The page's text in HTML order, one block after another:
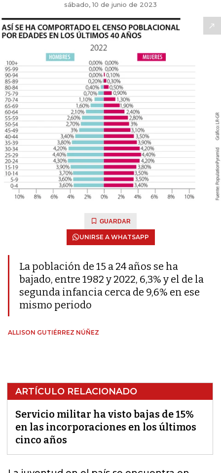
sábado, 10 de junio de 2023
GUARDAR
UNIRSE A WHATSAPP
La población de 15 a 24 años se ha
bajado, entre 1982 y 2022, 6,3% y el de la
segunda infancia cerca de 9,6% en ese
mismo periodo
ALLISON GUTIÉRREZ NÚÑEZ
ARTÍCULO RELACIONADO
Servicio militar ha visto bajas de 15%
en las incorporaciones en los últimos
cinco años